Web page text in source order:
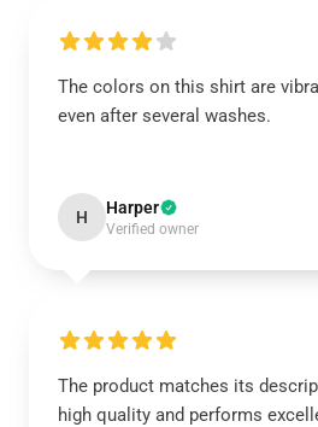
The colors on this shirt are
even after several washes.
H Harper
Verified owner
The product matches its
high quality and performs